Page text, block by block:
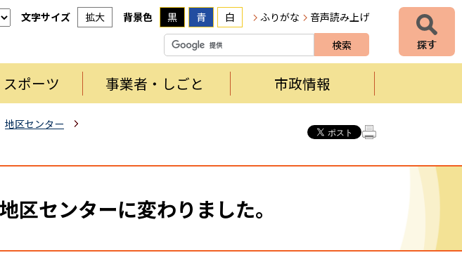
文字サイズ 拡大 背景色 黒 青 白 ふりがな 音声読み上げ
ポーツ 事業者・しごと 市政情報
地区センター
区センターに変わりました。